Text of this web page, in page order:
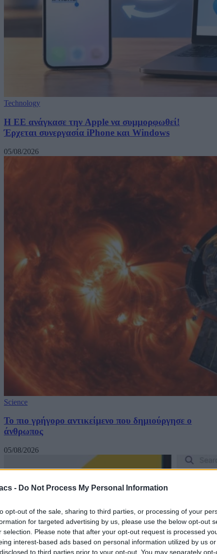
- Do Not Process My Personal Information
opt-out of the sale, sharing to third parties, or processing of your
for targeted advertising by us, please use the below opt-out
selection. Please note that after your opt-out request is processed
interest-based ads based on personal information utilized by us
to third parties prior to your opt-out. You may separately
Technology
H ΕΕ ανάγκασε την Apple να συμμορφωθεί!
Έρχεται συνεργασία iPhone και Windows
05/08/2026
Science
Το πιο γρήγορο αντικείμενο που δημιούργησε ο
άνθρωπος
05/08/2026